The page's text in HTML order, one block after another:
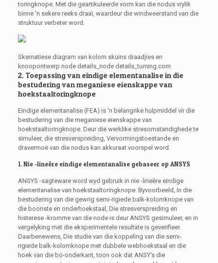
toringknope. Met die geartikuleerde vorm kan die nodus vrylik
binne 'n sekere reeks draai, waardeur die windweerstand van die
struktuur verbeter word.
Skematiese diagram van kolom skuins draadjies en
knoopontwerp node details_node details_tuming.com
2. Toepassing van eindige elementanalise in die
bestudering van meganiese eienskappe van
hoekstaaltoringknope
Eindige elementanalise (FEA) is 'n belangrike hulpmiddel vir die
bestudering van die meganiese eienskappe van
hoekstaaltoringknope. Deur die werklike stresomstandighede te
simuleer, die stresverspreiding, Vervormingstoestande en
dravermoë van die nodus kan akkuraat voorspel word.
1. Nie -lineêre eindige elementanalise gebaseer op ANSYS
ANSYS -sagteware word wyd gebruik in nie -lineêre eindige
elementanalise van hoekstaaltoringknope. Byvoorbeeld, In die
bestudering van die gewrig semi-rigiede balk-kolomknope van
die boonste en onderhoekstaal, Die stresverspreiding en
histerese -kromme van die node is deur ANSYS gesimuleer, en in
vergelyking met die eksperimentele resultate is geverifieer.
Daarbenewens, Die studie van die koppeling van die semi-
rigiede balk-kolomknope met dubbele webhoekstaal en die
hoek van die bo-onderkant, toon ook dat ANSY's die